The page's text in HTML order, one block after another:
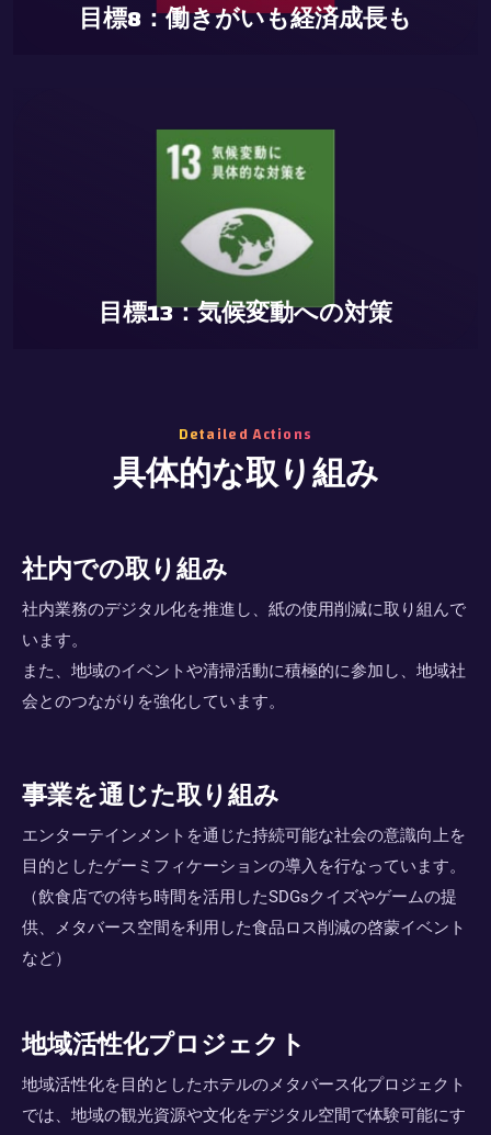
目標8：働きがいも経済成長も
目標13：気候変動への対策
議/ バーチャル会議の促進によるCO2排出削減の実現
Detailed Actions
具体的な取り組み
社内での取り組み
社内業務のデジタル化を推進し、紙の使用削減に取り組んで
います。
また、地域のイベントや清掃活動に積極的に参加し、地域社
会とのつながりを強化しています。
事業を通じた取り組み
エンターテインメントを通じた持続可能な社会の意識向上を
目的としたゲーミフィケーションの導入を行なっています。
（飲食店での待ち時間を活用したSDGsクイズやゲームの提
供、メタバース空間を利用した食品ロス削減の啓蒙イベント
など）
地域活性化プロジェクト
地域活性化を 目 的としたホテルのメタバース化プロジェクト
では、地域の観光資源や文化をデジタル空間で体験可能にす